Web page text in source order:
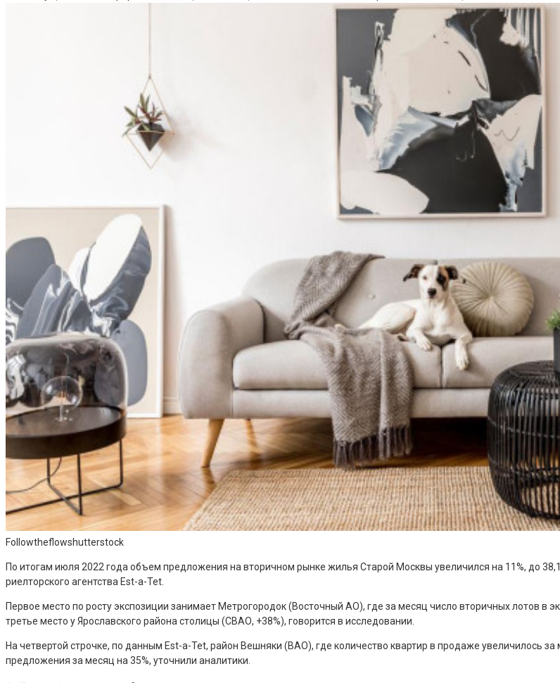
Followtheflowshutterstock
По итогам июля 2022 года объем предложения на вторичном рынке жилья Старой Москвы увеличился на 11%, до
риелторского агентства Est-a-Tet.
Первое место по росту экспозиции занимает Метрогородок (Восточный АО), где за месяц число вторичных лотов в
третье место у Ярославского района столицы (СВАО, +38%), говорится в исследовании.
На четвертой строчке, по данным Est-a-Tet, район Вешняки (ВАО), где количество квартир в продаже увеличилось
предложения за месяц на 35%, уточнили аналитики.